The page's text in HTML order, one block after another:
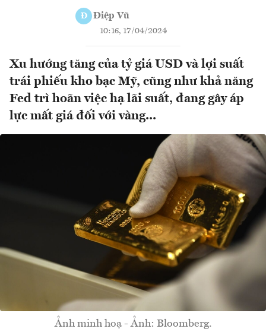
Đ Điệp Vũ
10:16, 17/04/2024
Xu hướng tăng của tỷ giá USD và lợi suất
trái phiếu kho bạc Mỹ, cũng như khả năng
Fed trì hoãn việc hạ lãi suất, đang gây áp
lực mất giá đối với vàng...
Ảnh minh hoạ - Ảnh: Bloomberg.